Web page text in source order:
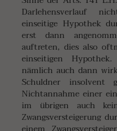
Darlehensverlauf
einseitige Hypothek
erst dann
auftreten, dies also
einseitigen
nämlich auch dann
Schuldner insolvent
Nichtannahme einer
im übrigen auch
Zwangsversteigerung